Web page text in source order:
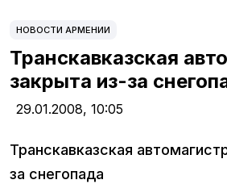
НОВОСТИ АРМЕНИИ
Транскавказская
закрыта из-за
29.01.2008, 10:05
Транскавказская
за снегопада